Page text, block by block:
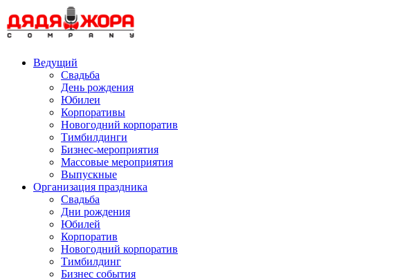
to
content
Ведущий
Свадьба
День рождения
Юбилеи
Корпоративы
Новогодний корпоратив
Тимбилдинги
Бизнес-мероприятия
Массовые мероприятия
Выпускные
Организация праздника
Свадьба
Дни рождения
Юбилей
Корпоратив
Новогодний корпоратив
Тимбилдинг
Бизнес события